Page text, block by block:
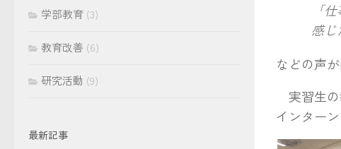
「
感じ
などの声
実習生の
インター
学部教育 (3)
教育改善 (6)
研究活動 (9)
最新記事